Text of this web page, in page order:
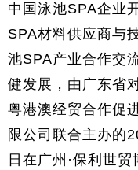
中国泳池SPA企业
SPA材料供应商与
池SPA产业合作交
健发展，由广东省
粤港澳经贸合作促
限公司联合主办的
日在广州·保利世